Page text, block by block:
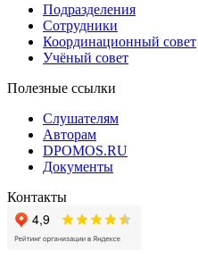
Подразделения
Сотрудники
Координационный совет
Учёный совет
Полезные ссылки
Слушателям
Авторам
DPOMOS.RU
Документы
Контакты